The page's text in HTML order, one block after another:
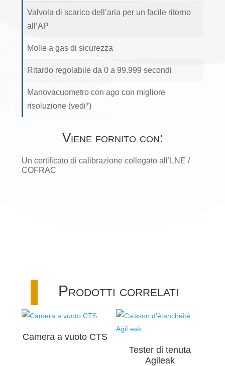
Valvola di scarico dell’aria per un facile ritorno
all’AP
Molle a gas di sicurezza
Ritardo regolabile da 0 a 99.999 secondi
Manovacuometro con ago con migliore
risoluzione (vedi*)
Viene fornito con:
Un certificato di calibrazione collegato all’LNE /
COFRAC
Prodotti correlati
Camera a vuoto CTS
Tester di tenuta
Agileak